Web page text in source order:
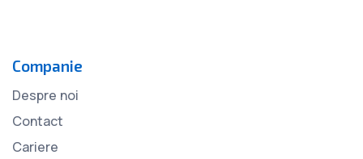
Companie
Despre noi
Contact
Cariere